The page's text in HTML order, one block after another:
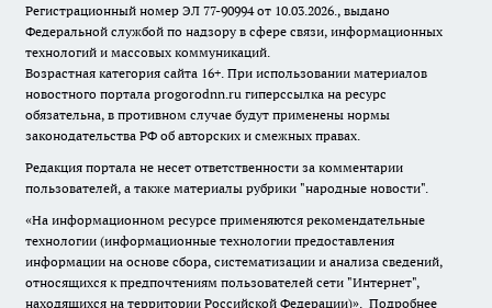
Регистрационный номер ЭЛ 77-90994 от 10.03.2026., выдано
Федеральной службой по надзору в сфере связи, информационных
технологий и массовых коммуникаций.
Возрастная категория сайта 16+. При использовании материалов
новостного портала progorodnn.ru гиперссылка на ресурс
обязательна, в противном случае будут применены нормы
законодательства РФ об авторских и смежных правах.
Редакция портала не несет ответственности за комментарии
пользователей, а также материалы рубрики "народные новости".
«На информационном ресурсе применяются рекомендательные
технологии (информационные технологии предоставления
информации на основе сбора, систематизации и анализа сведений,
относящихся к предпочтениям пользователей сети "Интернет",
находящихся на территории Российской Федерации)». Подробнее